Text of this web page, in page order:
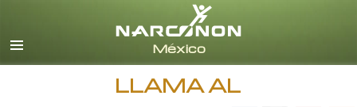
Español
Todas las Regiones/Idiomas
LLAMA AL